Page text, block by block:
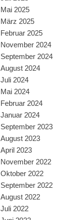
Mai 2025
März 2025
Februar 2025
November 2024
September 2024
August 2024
Juli 2024
Mai 2024
Februar 2024
Januar 2024
September 2023
August 2023
April 2023
November 2022
Oktober 2022
September 2022
August 2022
Juli 2022